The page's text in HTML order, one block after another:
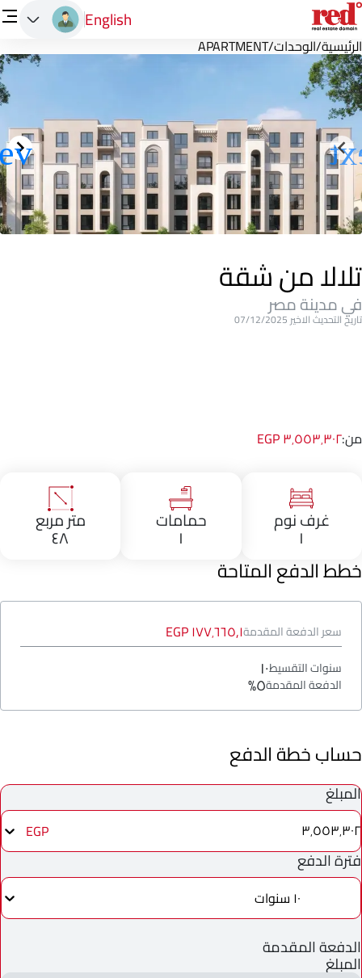
English
الرئيسية/الوحدات/
APARTMENT
تلالا من شقة
في مدينة مصر
تاريخ التحديث الاخير 07/12/2025
من:٣٬٥٥٣٬٣٠٢ EGP
غرف نوم
١
حمامات
١
متر مربع
٤٨
خطط الدفع المتاحة
سعر الدفعة المقدمة١٧٧٬٦٦٥٫١ EGP
سنوات التقسيط١٠
الدفعة المقدمة٥%
حساب خطة الدفع
المبلغ
٣٬٥٥٣٬٣٠٢ EGP
فترة الدفع
١٠ سنوات
الدفعة المقدمة
المبلغ